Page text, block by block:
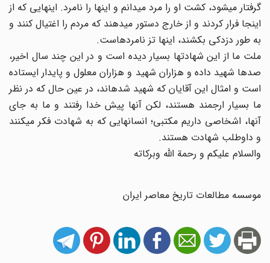
گرفتار می‏شود، کشت او را مرد می‏دانم و اینها را نامرد. اینهایی که از
اینجا فرار کردند و از خارج دستور می‏دهند که مردم را اغتیال کنند و
به طور دزدکی بکشند، اینها تز نامردهاست.
ملت ما از این شهادتها بسیار دیده است و در این چند سال اخیر،
صدها شهید داده و هزاران شهید و هزاران معلول و پایدار ایستاده
است و امثال این آقایان که شهید شده‏اند، در عین حال که در نظر
ما بسیار ارجمند هستند، لکن آنها پیش خدا رفتند و ما به جای
آنها، اشخاصی داریم مکتبی؛ انسانهایی که به شهادت فکر می‏کنند
و داوطلب شهادت هستند.
والسلام علیکم و رحمة الله‏ وبرکاته
موسسه مطالعات تاریخ معاصر ایران